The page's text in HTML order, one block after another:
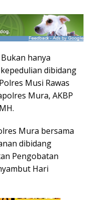
Bukan hanya
dibidang
Musi Rawas
Mura, AKBP
Mura bersama
dibidang
Pengobatan
Hari